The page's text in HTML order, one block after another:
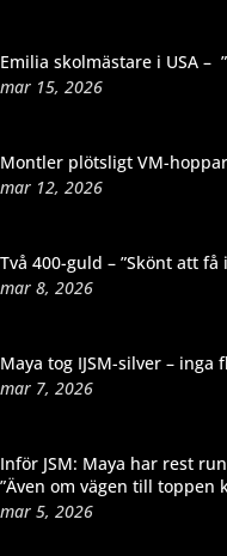
Emilia skolmästare i USA –
mar 15, 2026
Montler plötsligt VM-
mar 12, 2026
Två 400-guld – ”Skönt att
mar 8, 2026
Maya tog IJSM-silver – inga
mar 7, 2026
Inför JSM: Maya har rest
”Även om vägen till toppen
mar 5, 2026